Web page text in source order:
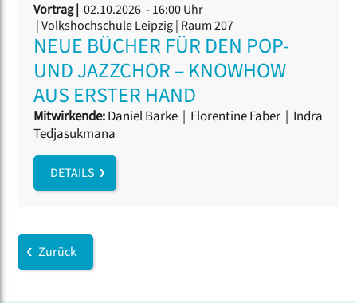
Vortrag | 02.10.2026 - 16:00 Uhr
| Volkshochschule Leipzig | Raum 207
NEUE BÜCHER FÜR DEN POP-
UND JAZZCHOR – KNOWHOW
AUS ERSTER HAND
Mitwirkende:Daniel Barke | Florentine Faber | Indra
Tedjasukmana
DETAILS
Zurück